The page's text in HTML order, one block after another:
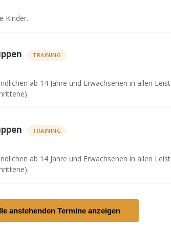
Kinder.
TRAINING
ab 14 Jahre und Erwachsenen in allen
TRAINING
ab 14 Jahre und Erwachsenen in allen
anstehenden Termine anzeigen